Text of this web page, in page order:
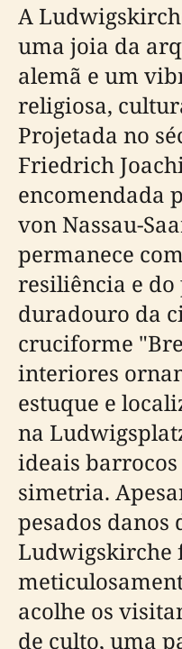
A
uma joia da
alemã e um
religiosa,
Projetada no
Friedrich
encomendada
von Nassau-
permanece
resiliência e
duradouro da
cruciforme
interiores
estuque e
na
ideais
simetria.
pesados danos
Ludwigskirche
acolhe os
de culto, uma